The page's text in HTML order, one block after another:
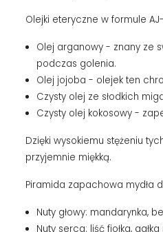
Olejki eteryczne w formule AJ-
Olej arganowy - znany ze
podczas golenia.
Olej jojoba - olejek ten
Czysty olej ze słodkich
Czysty olej kokosowy -
Dzięki wysokiemu stężeniu
przyjemnie miękką.
Piramida zapachowa mydła
Nuty głowy: mandarynka,
Nuty serca: liść fiołka,